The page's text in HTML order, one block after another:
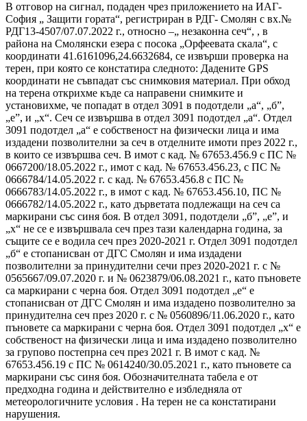
В отговор на сигнал, подаден чрез приложението на ИАГ-
София „ Защити гората“, регистриран в РДГ- Смолян с вх.№
РДГ13-4507/07.07.2022 г., относно –„ незаконна сеч“, , в
района на Смолянски езера с посока „Орфеевата скала“, с
координати 41.6161096,24.6632684, се извърши проверка на
терен, при която се констатира следното: Дадените GPS
координати не съвпадат със снимковия материал. При обход
на терена открихме къде са направени снимките и
установихме, че попадат в отдел 3091 в подотдели „а“, „б”,
„е”, и „х“. Сеч се извършва в отдел 3091 подотдел „а“. Отдел
3091 подотдел „а“ е собственост на физически лица и има
издадени позволителни за сеч в отделните имоти през 2022 г.,
в които се извършва сеч. В имот с кад. № 67653.456.9 с ПС №
0667200/18.05.2022 г., имот с кад. № 67653.456.23, с ПС №
0666784/14.05.2022 г. с кад. № 67653.456.8 с ПС №
0666783/14.05.2022 г., в имот с кад. № 67653.456.10, ПС №
0666782/14.05.2022 г., като дърветата подлежащи на сеч са
маркирани със синя боя. В отдел 3091, подотдели „б”, „е”, и
„х“ не се е извършвала сеч през тази календарна година, за
същите се е водила сеч през 2020-2021 г. Отдел 3091 подотдел
„б“ е стопанисван от ДГС Смолян и има издадени
позволителни за принудителни сечи през 2020-2021 г. с №
0565667/09.07.2020 г. и № 0623879/06.08.2021 г., като пъновете
са маркирани с черна боя. Отдел 3091 подотдел „е“ е
стопанисван от ДГС Смолян и има издадено позволително за
принудителна сеч през 2020 г. с № 0560896/11.06.2020 г., като
пъновете са маркирани с черна боя. Отдел 3091 подотдел „х“ е
собственост на физически лица и има издадено позволително
за групово постепрна сеч през 2021 г. В имот с кад. №
67653.456.19 с ПС № 0614240/30.05.2021 г., като пъновете са
маркирани със синя боя. Обозначителната табела е от
предходна година и действително е избледняла от
метеорологичните условия . На терен не са констатирани
нарушения.